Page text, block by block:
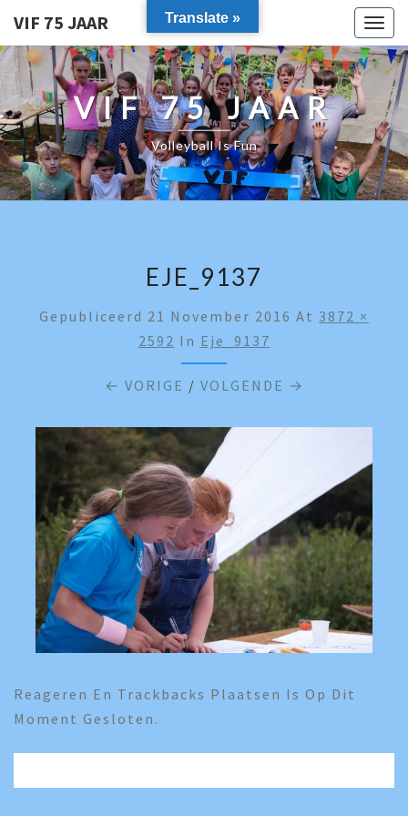
VIF 75 JAAR
VIF 75 JAAR
Volleyball Is Fun
EJE_9137
Gepubliceerd 21 November 2016 At 3872 ×
2592 In Eje_9137
← VORIGE / VOLGENDE →
Reageren En Trackbacks Plaatsen Is Op Dit
Moment Gesloten.
Translate »